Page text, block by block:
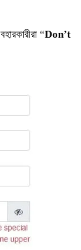
“Don’t